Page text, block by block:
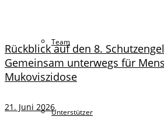
Team
Unterstützer
Rückblick auf den 8.
Gemeinsam unterwegs für
Mukoviszidose
21. Juni 2026